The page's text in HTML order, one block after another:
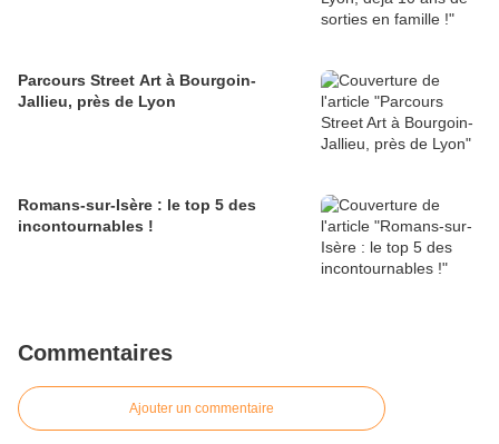
Parcours Street Art à Bourgoin-
Jallieu, près de Lyon
Romans-sur-Isère : le top 5 des
incontournables !
Commentaires
Ajouter un commentaire